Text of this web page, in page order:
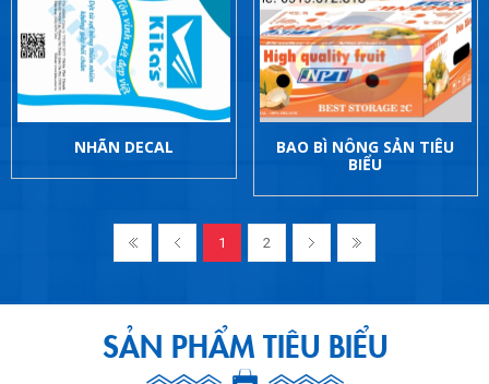
NHÃN DECAL
BAO BÌ NÔNG SẢN TIÊU
BIỂU
1 2
SẢN PHẨM TIÊU BIỂU